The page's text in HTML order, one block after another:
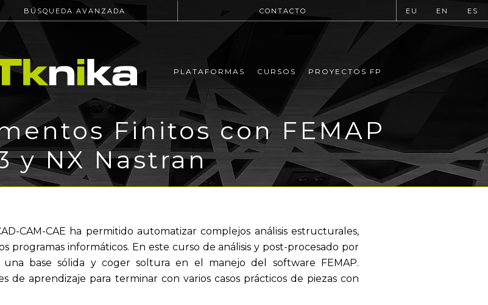
BÚSQUEDA AVANZADA CONTACTO EU EN ES
PLATAFORMAS CURSOS PROYECTOS FP
Finitos con FEMAP
y NX Nastran
CAM-CAE ha permitido automatizar complejos análisis estructurales,
programas informáticos. En este curso de análisis y post-procesado por
base sólida y coger soltura en el manejo del software FEMAP.
de aprendizaje para terminar con varios casos prácticos de piezas con